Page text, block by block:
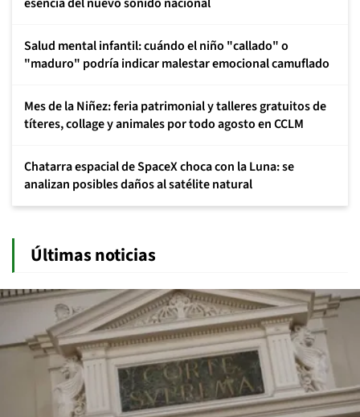
Salud mental infantil: cuándo el niño "callado" o
"maduro" podría indicar malestar emocional camuflado
Mes de la Niñez: feria patrimonial y talleres gratuitos de
títeres, collage y animales por todo agosto en CCLM
Chatarra espacial de SpaceX choca con la Luna: se
analizan posibles daños al satélite natural
Últimas noticias